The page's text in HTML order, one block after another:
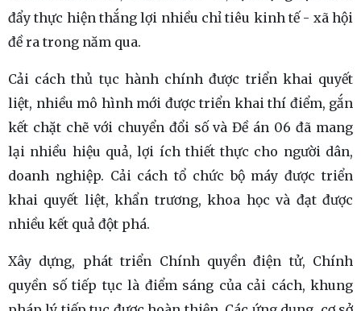
đẩy thực hiện thắng lợi nhiều chỉ tiêu kinh tế - xã hội
đề ra trong năm qua.
Cải cách thủ tục hành chính được triển khai quyết
liệt, nhiều mô hình mới được triển khai thí điểm, gắn
kết chặt chẽ với chuyển đổi số và Đề án 06 đã mang
lại nhiều hiệu quả, lợi ích thiết thực cho người dân,
doanh nghiệp. Cải cách tổ chức bộ máy được triển
khai quyết liệt, khẩn trương, khoa học và đạt được
nhiều kết quả đột phá.
Xây dựng, phát triển Chính quyền điện tử, Chính
quyền số tiếp tục là điểm sáng của cải cách, khung